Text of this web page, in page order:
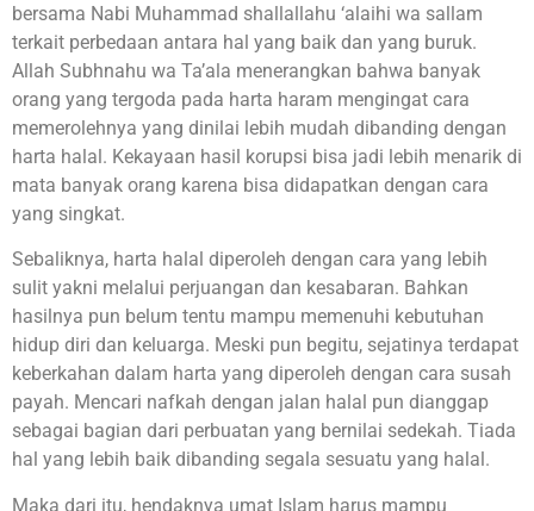
bersama Nabi Muhammad shallallahu ‘alaihi wa sallam
terkait perbedaan antara hal yang baik dan yang buruk.
Allah Subhnahu wa Ta’ala menerangkan bahwa banyak
orang yang tergoda pada harta haram mengingat cara
memerolehnya yang dinilai lebih mudah dibanding dengan
harta halal. Kekayaan hasil korupsi bisa jadi lebih menarik di
mata banyak orang karena bisa didapatkan dengan cara
yang singkat.
Sebaliknya, harta halal diperoleh dengan cara yang lebih
sulit yakni melalui perjuangan dan kesabaran. Bahkan
hasilnya pun belum tentu mampu memenuhi kebutuhan
hidup diri dan keluarga. Meski pun begitu, sejatinya terdapat
keberkahan dalam harta yang diperoleh dengan cara susah
payah. Mencari nafkah dengan jalan halal pun dianggap
sebagai bagian dari perbuatan yang bernilai sedekah. Tiada
hal yang lebih baik dibanding segala sesuatu yang halal.
Maka dari itu, hendaknya umat Islam harus mampu